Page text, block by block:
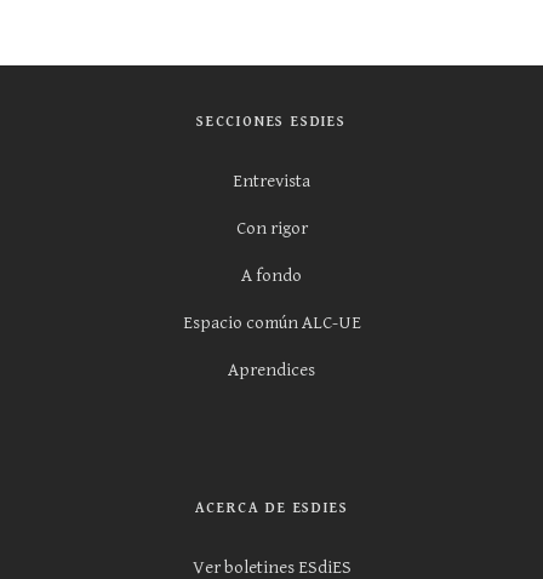
SECCIONES ESDIES
Entrevista
Con rigor
A fondo
Espacio común ALC-UE
Aprendices
ACERCA DE ESDIES
Ver boletines ESdiES